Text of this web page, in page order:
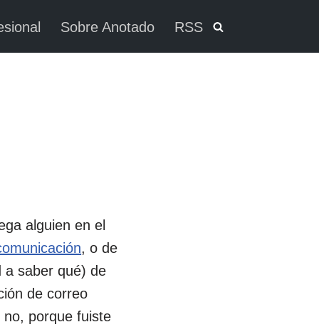
Sobre Anotado RSS
alguien en el
, o de
a saber qué) de
de correo
porque fuiste